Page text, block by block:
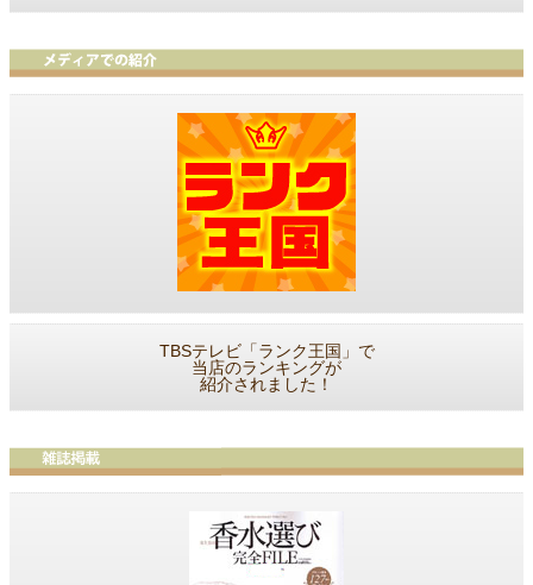
TBSテレビ「ランク王国」で
当店のランキングが
紹介されました！